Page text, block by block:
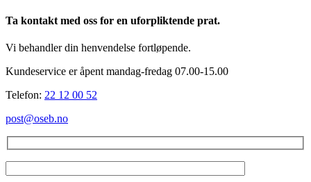
Ta kontakt med oss for en uforpliktende prat.
Vi behandler din henvendelse fortløpende.
Kundeservice er åpent mandag-fredag 07.00-15.00
Telefon: 22 12 00 52
post@oseb.no